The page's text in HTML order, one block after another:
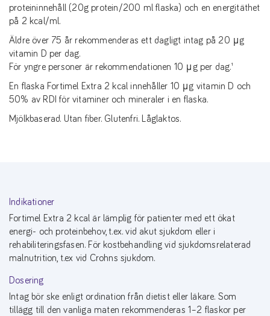
proteininnehåll (20g protein/200 ml flaska) och en energitäthet
på 2 kcal/ml.
Äldre över 75 år rekommenderas ett dagligt intag på 20 μg
vitamin D per dag.
För yngre personer är rekommendationen 10 μg per dag.¹
En flaska Fortimel Extra 2 kcal innehåller 10 μg vitamin D och
50% av RDI för vitaminer och mineraler i en flaska.
Mjölkbaserad. Utan fiber. Glutenfri. Låglaktos.
Indikationer
Fortimel Extra 2 kcal är lämplig för patienter med ett ökat
energi- och proteinbehov, t.ex. vid akut sjukdom eller i
rehabiliteringsfasen. För kostbehandling vid sjukdomsrelaterad
malnutrition, t.ex vid Crohns sjukdom.
Dosering
Intag bör ske enligt ordination från dietist eller läkare. Som
tillägg till den vanliga maten rekommenderas 1–2 flaskor per